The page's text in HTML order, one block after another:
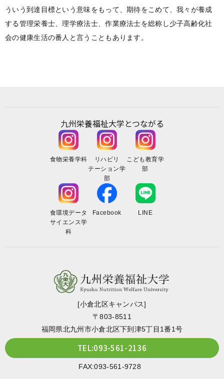
ういう到達目標という意味をもって、期待をこめて、我々が養成
する管理栄養士、理学療法士、作業療法士を総称し少子高齢化社
会の健康生活の番人と言うこともあります。
九州栄養福祉大学とつながる
食物栄養学科
リハビリ
テーション学
部
こども教育学
部
食環境データ
サイエンス学
科
Facebook LINE
[小倉北区キャンパス]
〒803-8511
福岡県北九州市小倉北区下到津5丁目1番1号
TEL:093-561-2136
FAX:093-561-9728